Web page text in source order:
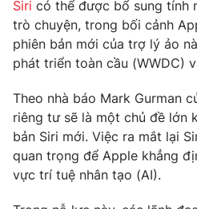
Chất lượng cuộc sống
Tuyển sinh
Học trực tuyến
Công nghệ
Hitech Công nghệ tương lai
Thị trường
Tư vấn
Giao lưu trực tuyến
Lịch phát sóng
Chuyên mục khác
Emagazine
Siri có thể được bổ sung tính
trò chuyện, trong bối cảnh
phiên bản mới của trợ lý ảo
phát triển toàn cầu (WWDC)
Theo nhà báo Mark Gurman
riêng tư sẽ là một chủ đề lớn
bản Siri mới. Việc ra mắt lại
quan trọng để Apple khẳng
vực trí tuệ nhân tạo (AI).